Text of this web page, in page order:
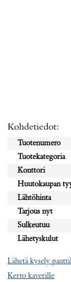
Kohdetiedot:
Tuotenumero
Tuotekategoria
Konttori
Huutokaupan
Lähtöhinta
Tarjous nyt
Sulkeutuu
Lähetyskulut
Lähetä kysely
Kerro kaverille